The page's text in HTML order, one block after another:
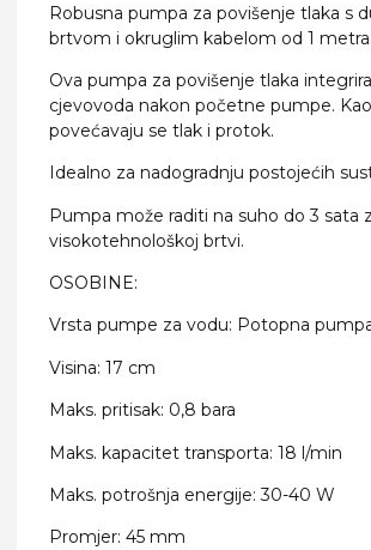
Robusna pumpa za povišenje tlaka s
brtvom i okruglim kabelom od 1 metra.
Ova pumpa za povišenje tlaka
cjevovoda nakon početne pumpe.
povećavaju se tlak i protok.
Idealno za nadogradnju postojećih
Pumpa može raditi na suho do 3 sata
visokotehnološkoj brtvi.
OSOBINE:
Vrsta pumpe za vodu: Potopna
Visina: 17 cm
Maks. pritisak: 0,8 bara
Maks. kapacitet transporta: 18 l/min
Maks. potrošnja energije: 30-40 W
Promjer: 45 mm